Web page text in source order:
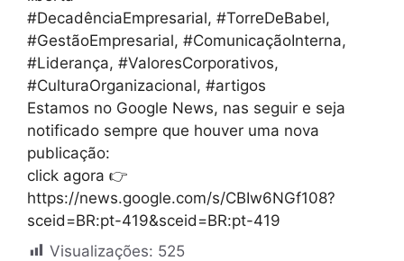
#DecadênciaEmpresarial, #TorreDeBabel,
#GestãoEmpresarial, #ComunicaçãoInterna,
#Liderança, #ValoresCorporativos,
#CulturaOrganizacional, #artigos
Estamos no Google News, nas seguir e seja
notificado sempre que houver uma nova
publicação:
click agora 👉
https://news.google.com/s/CBIw6NGf108?
sceid=BR:pt-419&sceid=BR:pt-419
Visualizações: 525